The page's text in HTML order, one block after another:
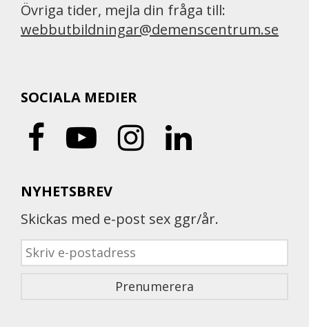
Övriga tider, mejla din fråga till:
webbutbildningar@demenscentrum.se
SOCIALA MEDIER
NYHETSBREV
Skickas med e-post sex ggr/år.